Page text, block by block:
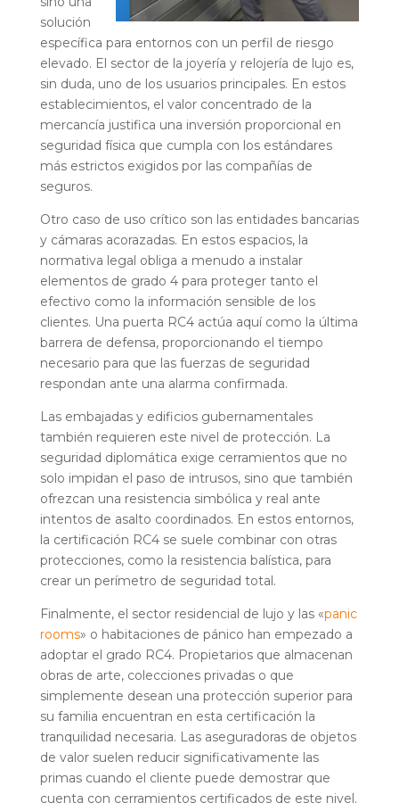
solución
específica para entornos con un perfil de riesgo
elevado. El sector de la joyería y relojería de lujo es,
sin duda, uno de los usuarios principales. En estos
establecimientos, el valor concentrado de la
mercancía justifica una inversión proporcional en
seguridad física que cumpla con los estándares
más estrictos exigidos por las compañías de
seguros.
Otro caso de uso crítico son las entidades bancarias
y cámaras acorazadas. En estos espacios, la
normativa legal obliga a menudo a instalar
elementos de grado 4 para proteger tanto el
efectivo como la información sensible de los
clientes. Una puerta RC4 actúa aquí como la última
barrera de defensa, proporcionando el tiempo
necesario para que las fuerzas de seguridad
respondan ante una alarma confirmada.
Las embajadas y edificios gubernamentales
también requieren este nivel de protección. La
seguridad diplomática exige cerramientos que no
solo impidan el paso de intrusos, sino que también
ofrezcan una resistencia simbólica y real ante
intentos de asalto coordinados. En estos entornos,
la certificación RC4 se suele combinar con otras
protecciones, como la resistencia balística, para
crear un perímetro de seguridad total.
Finalmente, el sector residencial de lujo y las «panic
rooms» o habitaciones de pánico han empezado a
adoptar el grado RC4. Propietarios que almacenan
obras de arte, colecciones privadas o que
simplemente desean una protección superior para
su familia encuentran en esta certificación la
tranquilidad necesaria. Las aseguradoras de objetos
de valor suelen reducir significativamente las
primas cuando el cliente puede demostrar que
cuenta con cerramientos certificados de este nivel.